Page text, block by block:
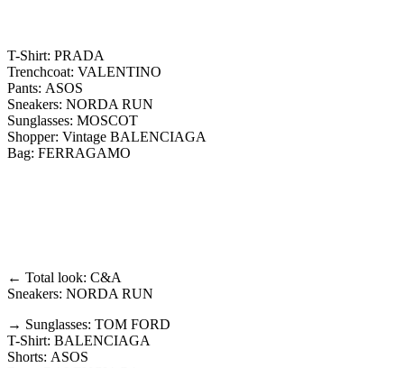
T-Shirt: PRADA
Trenchcoat: VALENTINO
Pants: ASOS
Sneakers: NORDA RUN
Sunglasses: MOSCOT
Shopper: Vintage BALENCIAGA
Bag: FERRAGAMO
← Total look: C&A
Sneakers: NORDA RUN
→ Sunglasses: TOM FORD
T-Shirt: BALENCIAGA
Shorts: ASOS